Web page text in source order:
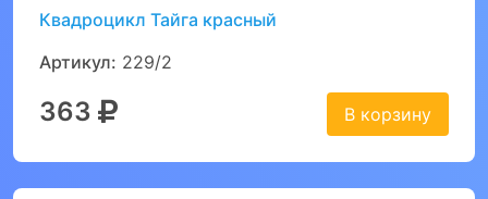
Квадроцикл Тайга красный
Артикул: 229/2
363 В корзину